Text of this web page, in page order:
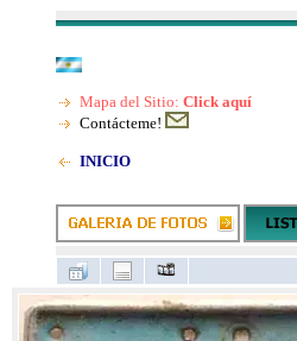
Mapa del Sitio: Click aquí
Contácteme!
INICIO